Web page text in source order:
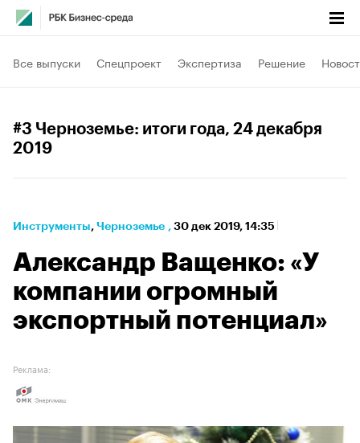
Все выпуски Спецпроект Экспертиза Решение
#3 Черноземье: итоги года, 24 декабря
2019
Инструменты⁠, Черноземье , 30 дек 2019, 14:35
Александр Ващенко: «У
компании огромный
экспортный потенциал»
Реклама: